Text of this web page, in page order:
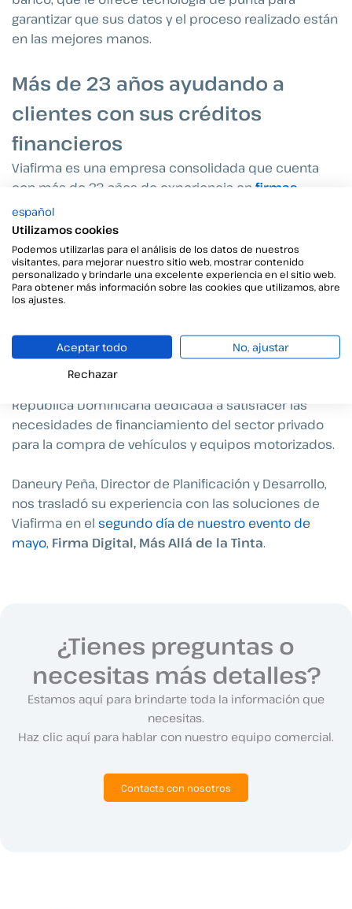
garantizar que sus datos y el proceso realizado están
en las mejores manos.
Más de 23 años ayudando a
clientes con sus créditos
financieros
Viafirma es una empresa consolidada que cuenta
con más de 23 años de experiencia en firmas
electrónicas
mundo que ponen su imagen y confianza en
nosotros. En Viafirma, entendemos que cuando un
banco pone su confianza en nosotros, está poniendo
a sus clientes en nuestras manos.
grandes clientes del mercado; nos enorgullece
hacer realidad la
República Dominicana dedicada a satisfacer las
necesidades de financiamiento del sector privado
para la compra de vehículos y equipos motorizados.
Daneury Peña, Director de Planificación y Desarrollo,
nos trasladó su experiencia con las soluciones de
Viafirma en el segundo día de nuestro evento de
mayo, Firma Digital, Más Allá de la Tinta.
¿Tienes preguntas o
necesitas más detalles?
Estamos aquí para brindarte toda la información que
necesitas.
Haz clic aquí para hablar con nuestro equipo comercial.
Contacta con nosotros
español
Utilizamos cookies
Podemos utilizarlas para el análisis de los datos de nuestros
visitantes, para mejorar nuestro sitio web, mostrar contenido
personalizado y brindarle una excelente experiencia en el sitio web.
Para obtener más información sobre las cookies que utilizamos, abre
los ajustes.
Aceptar todo
No, ajustar
Rechazar